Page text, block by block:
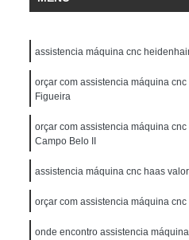
de Cnc Mitsubishi Series 64 e
Philips 432
Conserto de
Unipro
Conserto
Delta
Omron
Conserto
Conserto Inversores
Weg
Clp Ge-fanuc
assistencia máquina cnc
orçar com assistencia máquina
Figueira
orçar com assistencia máquina
Campo Belo II
assistencia máquina cnc haas
orçar com assistencia máquina
onde encontro assistencia